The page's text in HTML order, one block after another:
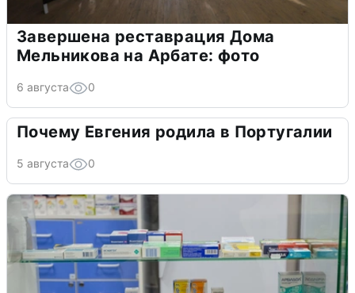
Завершена реставрация Дома
Мельникова на Арбате: фото
6 августа 0
Почему Евгения родила в Португалии
5 августа 0